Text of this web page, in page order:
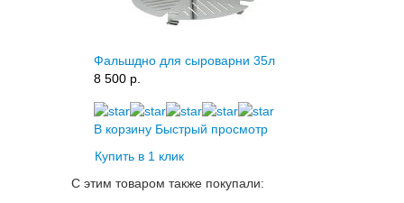
Фальшдно для сыроварни 35л
8 500 p.
В корзину Быстрый просмотр
Купить в 1 клик
С этим товаром также покупали: